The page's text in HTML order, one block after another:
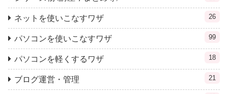
ネットを使いこなすワザ 26
パソコンを使いこなすワザ 99
パソコンを軽くするワザ 18
ブログ運営・管理 21